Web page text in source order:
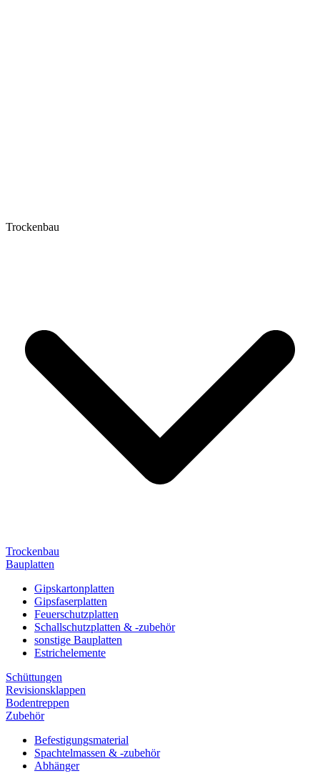
Trockenbau
Trockenbau
Bauplatten
Gipskartonplatten
Gipsfaserplatten
Feuerschutzplatten
Schallschutzplatten & -zubehör
sonstige Bauplatten
Estrichelemente
Schüttungen
Revisionsklappen
Bodentreppen
Zubehör
Befestigungsmaterial
Spachtelmassen & -zubehör
Abhänger